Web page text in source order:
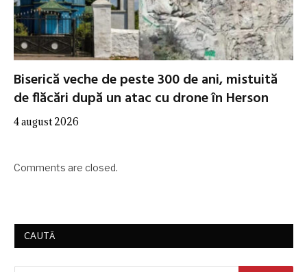
Biserică veche de peste 300 de ani, mistuită
de flăcări după un atac cu drone în Herson
4 august 2026
Comments are closed.
CAUTĂ